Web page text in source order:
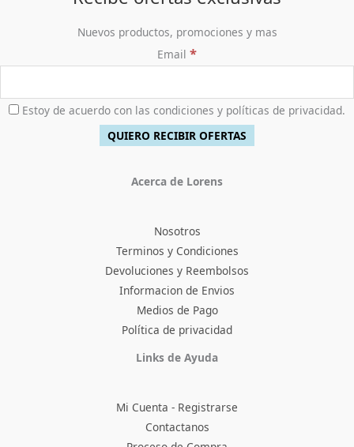
Nuevos productos, promociones y mas
Email *
Estoy de acuerdo con las condiciones y políticas de privacidad.
Acerca de Lorens
Nosotros
Terminos y Condiciones
Devoluciones y Reembolsos
Informacion de Envios
Medios de Pago
Política de privacidad
Links de Ayuda
Mi Cuenta - Registrarse
Contactanos
Facebook
Instagram
TikTokPinterest